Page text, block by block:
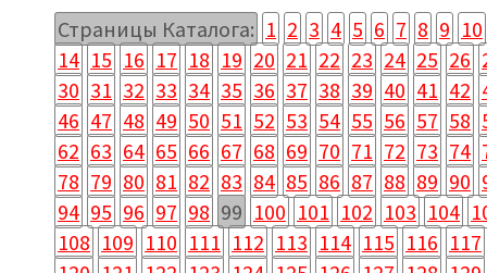
Страницы Каталога: 1 2 3 4 5 6 7 8 9 10
14 15 16 17 18 19 20 21 22 23 24 25 26
30 31 32 33 34 35 36 37 38 39 40 41 42
46 47 48 49 50 51 52 53 54 55 56 57 58
62 63 64 65 66 67 68 69 70 71 72 73 74
78 79 80 81 82 83 84 85 86 87 88 89 90
94 95 96 97 98 99 100 101 102 103 104
108 109 110 111 112 113 114 115 116 117